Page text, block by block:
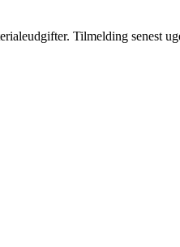
Tilmelding senest